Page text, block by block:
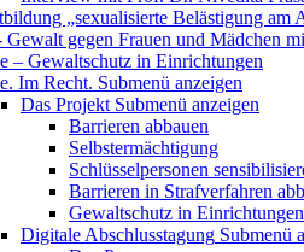
„sexualisierte Belästigung am
Gewalt gegen Frauen und Mädchen
– Gewaltschutz in Einrichtungen
Im Recht. Submenü anzeigen
Das Projekt Submenü anzeigen
Barrieren abbauen
Selbstermächtigung
Schlüsselpersonen
Barrieren in Strafverfahren
Gewaltschutz in Einrichtungen
Digitale Abschlusstagung Submenü